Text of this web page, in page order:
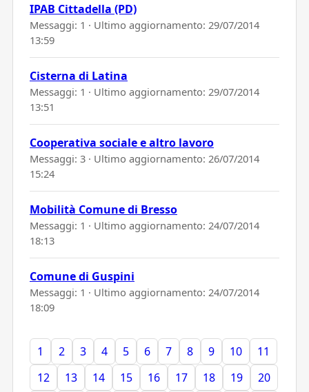
IPAB Cittadella (PD)
Messaggi: 1 · Ultimo aggiornamento: 29/07/2014
13:59
Cisterna di Latina
Messaggi: 1 · Ultimo aggiornamento: 29/07/2014
13:51
Cooperativa sociale e altro lavoro
Messaggi: 3 · Ultimo aggiornamento: 26/07/2014
15:24
Mobilità Comune di Bresso
Messaggi: 1 · Ultimo aggiornamento: 24/07/2014
18:13
Comune di Guspini
Messaggi: 1 · Ultimo aggiornamento: 24/07/2014
18:09
1 2 3 4 5 6 7 8 9 10
11
12
13 14 15 16 17 18 19
20